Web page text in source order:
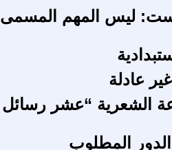
ليس المهم المسمى
عادلة
الشعرية “عشر رسائل
المطلوب